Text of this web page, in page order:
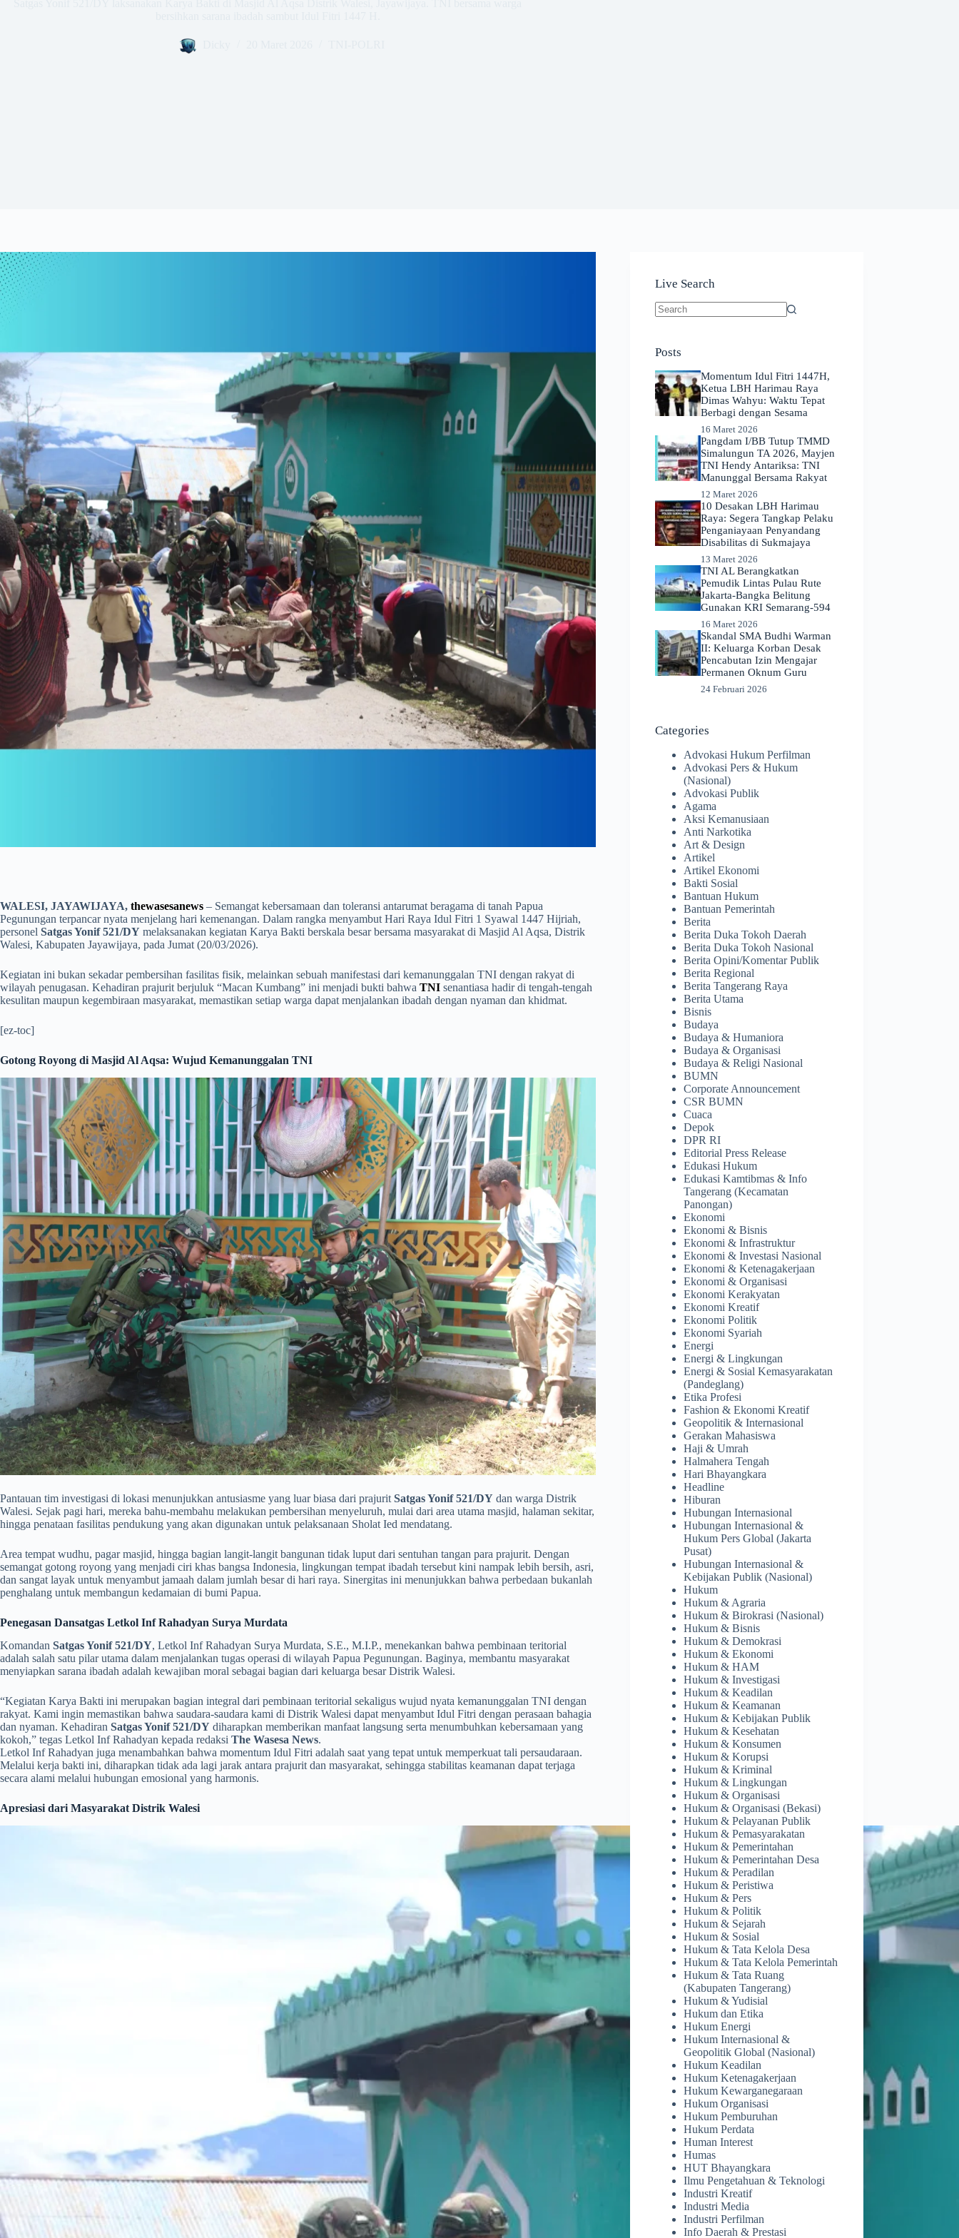
WALESI, JAYAWIJAYA, thewasesanews – Semangat kebersamaan dan toleransi antarumat beragama di tanah Papua
Pegunungan terpancar nyata menjelang hari kemenangan. Dalam rangka menyambut Hari Raya Idul Fitri 1 Syawal 1447 Hijriah,
personel Satgas Yonif 521/DY melaksanakan kegiatan Karya Bakti berskala besar bersama masyarakat di Masjid Al Aqsa, Distrik
Walesi, Kabupaten Jayawijaya, pada Jumat (20/03/2026).
​Kegiatan ini bukan sekadar pembersihan fasilitas fisik, melainkan sebuah manifestasi dari kemanunggalan TNI dengan rakyat di
wilayah penugasan. Kehadiran prajurit berjuluk “Macan Kumbang” ini menjadi bukti bahwa TNI senantiasa hadir di tengah-tengah
kesulitan maupun kegembiraan masyarakat, memastikan setiap warga dapat menjalankan ibadah dengan nyaman dan khidmat.
[ez-toc]
Gotong Royong di Masjid Al Aqsa: Wujud Kemanunggalan TNI
​Pantauan tim investigasi di lokasi menunjukkan antusiasme yang luar biasa dari prajurit Satgas Yonif 521/DY dan warga Distrik
Walesi. Sejak pagi hari, mereka bahu-membahu melakukan pembersihan menyeluruh, mulai dari area utama masjid, halaman sekitar,
hingga penataan fasilitas pendukung yang akan digunakan untuk pelaksanaan Sholat Ied mendatang.
​Area tempat wudhu, pagar masjid, hingga bagian langit-langit bangunan tidak luput dari sentuhan tangan para prajurit. Dengan
semangat gotong royong yang menjadi ciri khas bangsa Indonesia, lingkungan tempat ibadah tersebut kini nampak lebih bersih, asri,
dan sangat layak untuk menyambut jamaah dalam jumlah besar di hari raya. Sinergitas ini menunjukkan bahwa perbedaan bukanlah
penghalang untuk membangun kedamaian di bumi Papua.
Penegasan Dansatgas Letkol Inf Rahadyan Surya Murdata
​Komandan Satgas Yonif 521/DY, Letkol Inf Rahadyan Surya Murdata, S.E., M.I.P., menekankan bahwa pembinaan teritorial
adalah salah satu pilar utama dalam menjalankan tugas operasi di wilayah Papua Pegunungan. Baginya, membantu masyarakat
menyiapkan sarana ibadah adalah kewajiban moral sebagai bagian dari keluarga besar Distrik Walesi.
​“Kegiatan Karya Bakti ini merupakan bagian integral dari pembinaan teritorial sekaligus wujud nyata kemanunggalan TNI dengan
rakyat. Kami ingin memastikan bahwa saudara-saudara kami di Distrik Walesi dapat menyambut Idul Fitri dengan perasaan bahagia
dan nyaman. Kehadiran Satgas Yonif 521/DY diharapkan memberikan manfaat langsung serta menumbuhkan kebersamaan yang
kokoh,” tegas Letkol Inf Rahadyan kepada redaksi The Wasesa News.
Letkol Inf Rahadyan juga menambahkan bahwa momentum Idul Fitri adalah saat yang tepat untuk memperkuat tali persaudaraan.
Melalui kerja bakti ini, diharapkan tidak ada lagi jarak antara prajurit dan masyarakat, sehingga stabilitas keamanan dapat terjaga
secara alami melalui hubungan emosional yang harmonis.
Apresiasi dari Masyarakat Distrik Walesi
Live Search
Posts
Momentum Idul Fitri 1447H,
Ketua LBH Harimau Raya
Dimas Wahyu: Waktu Tepat
Berbagi dengan Sesama
16 Maret 2026
Pangdam I/BB Tutup TMMD
Simalungun TA 2026, Mayjen
TNI Hendy Antariksa: TNI
Manunggal Bersama Rakyat
12 Maret 2026
​10 Desakan LBH Harimau
Raya: Segera Tangkap Pelaku
Penganiayaan Penyandang
Disabilitas di Sukmajaya
13 Maret 2026
TNI AL Berangkatkan
Pemudik Lintas Pulau Rute
Jakarta-Bangka Belitung
Gunakan KRI Semarang-594
16 Maret 2026
Skandal SMA Budhi Warman
II: Keluarga Korban Desak
Pencabutan Izin Mengajar
Permanen Oknum Guru
24 Februari 2026
Categories
Advokasi Hukum Perfilman
Advokasi Pers & Hukum
(Nasional)
Advokasi Publik
Agama
Aksi Kemanusiaan
Anti Narkotika
Art & Design
Artikel
Artikel Ekonomi
Bakti Sosial
Bantuan Hukum
Bantuan Pemerintah
Berita
Berita Duka Tokoh Daerah
Berita Duka Tokoh Nasional
Berita Opini/Komentar Publik
Berita Regional
Berita Tangerang Raya
Berita Utama
Bisnis
Budaya
Budaya & Humaniora
Budaya & Organisasi
Budaya & Religi Nasional
BUMN
Corporate Announcement
CSR BUMN
Cuaca
Depok
DPR RI
Editorial Press Release
Edukasi Hukum
Edukasi Kamtibmas & Info
Tangerang (Kecamatan
Panongan)
Ekonomi
Ekonomi & Bisnis
Ekonomi & Infrastruktur
Ekonomi & Investasi Nasional
Ekonomi & Ketenagakerjaan
Ekonomi & Organisasi
Ekonomi Kerakyatan
Ekonomi Kreatif
Ekonomi Politik
Ekonomi Syariah
Energi
Energi & Lingkungan
Energi & Sosial Kemasyarakatan
(Pandeglang)
Etika Profesi
Fashion & Ekonomi Kreatif
Geopolitik & Internasional
Gerakan Mahasiswa
Haji & Umrah
Halmahera Tengah
Hari Bhayangkara
Headline
Hiburan
Hubungan Internasional
Hubungan Internasional &
Hukum Pers Global (Jakarta
Pusat)
Hubungan Internasional &
Kebijakan Publik (Nasional)
Hukum
Hukum & Agraria
Hukum & Birokrasi (Nasional)
Hukum & Bisnis
Hukum & Demokrasi
Hukum & Ekonomi
Hukum & HAM
Hukum & Investigasi
Hukum & Keadilan
Hukum & Keamanan
Hukum & Kebijakan Publik
Hukum & Kesehatan
Hukum & Konsumen
Hukum & Korupsi
Hukum & Kriminal
Hukum & Lingkungan
Hukum & Organisasi
Hukum & Organisasi (Bekasi)
Hukum & Pelayanan Publik
Hukum & Pemasyarakatan
Hukum & Pemerintahan
Hukum & Pemerintahan Desa
Hukum & Peradilan
Hukum & Peristiwa
Hukum & Pers
Hukum & Politik
Hukum & Sejarah
Hukum & Sosial
Hukum & Tata Kelola Desa
Hukum & Tata Kelola Pemerintah
Hukum & Tata Ruang
(Kabupaten Tangerang)
Hukum & Yudisial
Hukum dan Etika
Hukum Energi
Hukum Internasional &
Geopolitik Global (Nasional)
Hukum Keadilan
Hukum Ketenagakerjaan
Hukum Kewarganegaraan
Hukum Organisasi
Hukum Pemburuhan
Hukum Perdata
Human Interest
Humas
HUT Bhayangkara
Ilmu Pengetahuan & Teknologi
Industri Kreatif
Industri Media
Industri Perfilman
Info Daerah & Prestasi